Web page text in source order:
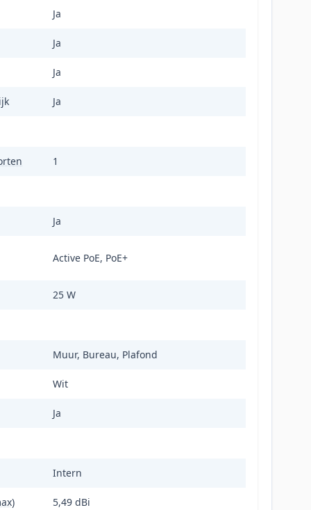
Ja
Ja
Ja
Ja
1
Ja
Active PoE, PoE+
25 W
Muur, Bureau, Plafond
Wit
Ja
Intern
5,49 dBi